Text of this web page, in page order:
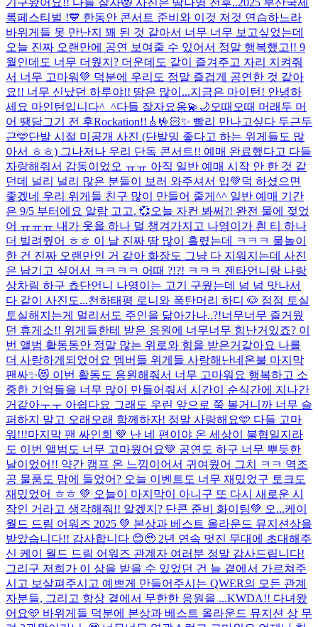
록페스티벌 !💙 한동안 콘서트 준비와 이것 저것 연습하느라
바위게들 못 만난지 꽤 된 것 같아서 너무 너무 보고싶었는데
오늘 진짜 오랜만에 공연 보여줄 수 있어서 정말 행복했고!! 9
월인데도 너무 더웠지? 더운데도 같이 즐겨주고 자리 지켜줘
서 너무 고마워💚 덕분에 우리도 정말 즐겁게 공연한 것 같아
요!! 너무 신났던 하루야!! 땀은 많이...지금은 마이턴! 안녕하
세요 마인턴입니다^_^다들 잘자요옹💫🌙오때오때 머래두 머
어 땡담그기 전 후Rockation!!🎸🤟🏻✨ 빨리 만나고싶다 두근두
근🩵단발 시절 미공개 사진 (단발밍 좋다고 하는 위게들도 많
아서 ㅎㅎ) 그나저나 우리 단독 콘서트!! 예매 완료했다고 다들
자랑해줘서 감동이었오 ㅠㅠ 아직 일반 예매 시작 안 한 것 같
던데 널리 널리 많은 분들이 보러 와주셔서 입💚덕 하셨으면
좋겠네 우리 위게들 친구 많이 만들어 줄게^^ 일반 예매 기간
은 9/5 부터에요 알람 고고. 💞오늘 자컨 봐써?! 완전 물에 젖었
어 ㅠㅠㅠ 내가 옷을 하나 덜 챙겨가지고 나영이가 흰 티 하나
더 빌려줬어 ㅎㅎ 이 날 진짜 땀 많이 흘렸는데 ㅋㅋㅋ 물놀이
한 건 진짜 오랜만인 거 같아 화장도 그냥 다 지워지는데 사진
은 남기고 싶어서 ㅋㅋㅋㅋ 어때 ?!?! ㅋㅋㅋ 젠타언니랑 나랑
상차림 하구 쵸단언니 나영이는 고기 구웠는데 넘 넘 맛나서
다 같이 사진도...천하태평 로니와 폭탄머리 하디 🐶 점점 토실
토실해지는게 멀리서도 주인을 닮아가나..?!너무너무 즐거웠
던 휴게소!! 위게들한테 받은 응원에 너무너무 힘난거있죠? 이
번 앨범 활동동안 정말 많는 위로와 힘을 받은거같아요 나를
더 사랑하게되었어요 멤버들 위게들 사랑해 난네온불 마지막
팬싸✨😻 이번 활동도 응원해줘서 너무 고마워요 행복하고 소
중한 기억들을 너무 많이 만들어줘서 시간이 순식간에 지나간
거같아ㅜㅜ 아쉽다요 그래도 우린 앞으로 쭉 볼거니까 너무 슬
퍼하지 말고 오래오래 함께하자! 정말 사랑해요🩵 다들 고마
워!!!마지막 팬 싸인회 💚 난 네 편이야 온 세상이 불협일지라
도 이번 앨범도 너무 고마웠어요💚 공연도 하구 너무 뿌듯한
날이었어!! 약간 캠프 온 느낌이어서 귀여웠어 그치 ㅋㅋ 역조
공 물품도 맘에 들었어? 오늘 이벤트도 너무 재밌었구 토크도
재밌었어 ㅎㅎ 💚 오늘이 마지막이 아니구 또 다시 새로운 시
작인 거라고 생각해줘!! 알겠지? 단콘 준비 화이팅💚 오...케이
월드 드림 어워즈 2025 💚 본상과 베스트 올라운드 뮤지션상을
받았습니다!! 감사합니다 😊🥹 2년 연속 멋진 무대에 초대해주
신 케이 월드 드림 어워즈 관계자 여러분 정말 감사드립니다!
그리구 저희가 이 상을 받을 수 있었던 건 늘 곁에서 가르쳐주
시고 보살펴주시고 예쁘게 만들어주시는 QWER의 모든 관계
자분들, 그리고 항상 곁에서 무한한 응원을 ...KWDA!! 다녀왔
어요🩵 바위게들 덕분에 본상과 베스트 올라운드 뮤지션 상 무